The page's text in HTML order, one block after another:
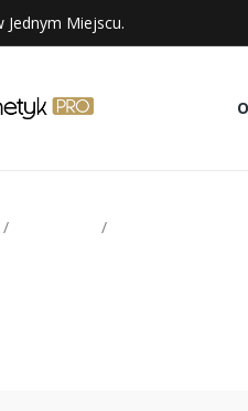
Miejscu.